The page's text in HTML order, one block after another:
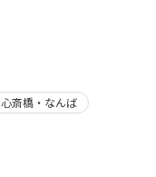
心斎橋・なんば